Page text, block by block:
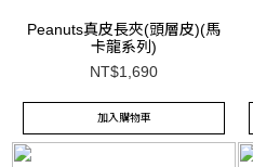
Peanuts真皮長夾(頭層皮)(馬
卡龍系列)
NT$1,690
加入購物車